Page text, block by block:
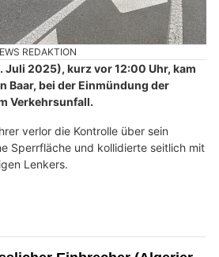
REDAKTION
Juli 2025), kurz vor 12:00 Uhr, kam
Baar, bei der Einmündung der
Verkehrsunfall.
verlor die Kontrolle über sein
Sperrfläche und kollidierte seitlich mit
Lenkers.